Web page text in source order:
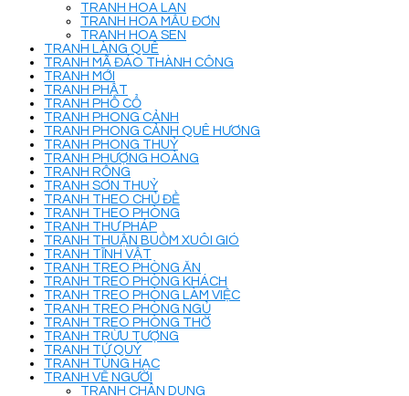
TRANH HOA LAN
TRANH HOA MẪU ĐƠN
TRANH HOA SEN
TRANH LÀNG QUÊ
TRANH MÃ ĐÁO THÀNH CÔNG
TRANH MỚI
TRANH PHẬT
TRANH PHỐ CỔ
TRANH PHONG CẢNH
TRANH PHONG CẢNH QUÊ HƯƠNG
TRANH PHONG THUỶ
TRANH PHƯỢNG HOÀNG
TRANH RỒNG
TRANH SƠN THUỶ
TRANH THEO CHỦ ĐỀ
TRANH THEO PHÒNG
TRANH THƯ PHÁP
TRANH THUẬN BUỒM XUÔI GIÓ
TRANH TĨNH VẬT
TRANH TREO PHÒNG ĂN
TRANH TREO PHÒNG KHÁCH
TRANH TREO PHÒNG LÀM VIỆC
TRANH TREO PHÒNG NGỦ
TRANH TREO PHÒNG THỜ
TRANH TRỪU TƯỢNG
TRANH TỨ QUÝ
TRANH TÙNG HẠC
TRANH VẼ NGƯỜI
TRANH CHÂN DUNG